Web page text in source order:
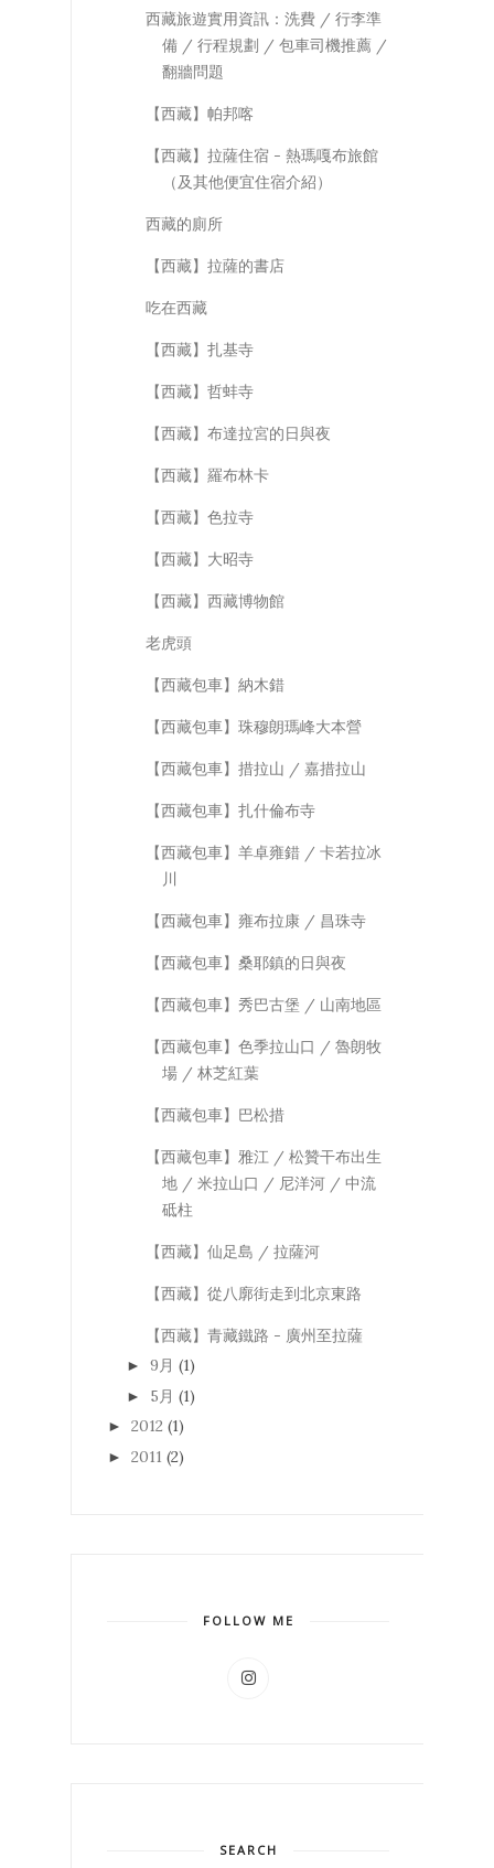
西藏旅遊實用資訊：洗費 / 行李準
備 / 行程規劃 / 包車司機推薦 /
翻牆問題
【西藏】帕邦喀
【西藏】拉薩住宿 - 熱瑪嘎布旅館
（及其他便宜住宿介紹）
西藏的廁所
【西藏】拉薩的書店
吃在西藏
【西藏】扎基寺
【西藏】哲蚌寺
【西藏】布達拉宮的日與夜
【西藏】羅布林卡
【西藏】色拉寺
【西藏】大昭寺
【西藏】西藏博物館
老虎頭
【西藏包車】納木錯
【西藏包車】珠穆朗瑪峰大本營
【西藏包車】措拉山 / 嘉措拉山
【西藏包車】扎什倫布寺
【西藏包車】羊卓雍錯 / 卡若拉冰
川
【西藏包車】雍布拉康 / 昌珠寺
【西藏包車】桑耶鎮的日與夜
【西藏包車】秀巴古堡 / 山南地區
【西藏包車】色季拉山口 / 魯朗牧
場 / 林芝紅葉
【西藏包車】巴松措
【西藏包車】雅江 / 松贊干布出生
地 / 米拉山口 / 尼洋河 / 中流
砥柱
【西藏】仙足島 / 拉薩河
【西藏】從八廓街走到北京東路
【西藏】青藏鐵路 - 廣州至拉薩
► 9月 (1)
► 5月 (1)
► 2012 (1)
► 2011 (2)
FOLLOW ME
SEARCH